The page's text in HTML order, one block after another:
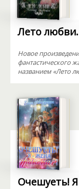
Лето
Новое
фантастического
названием «Лето
Очешуеть!